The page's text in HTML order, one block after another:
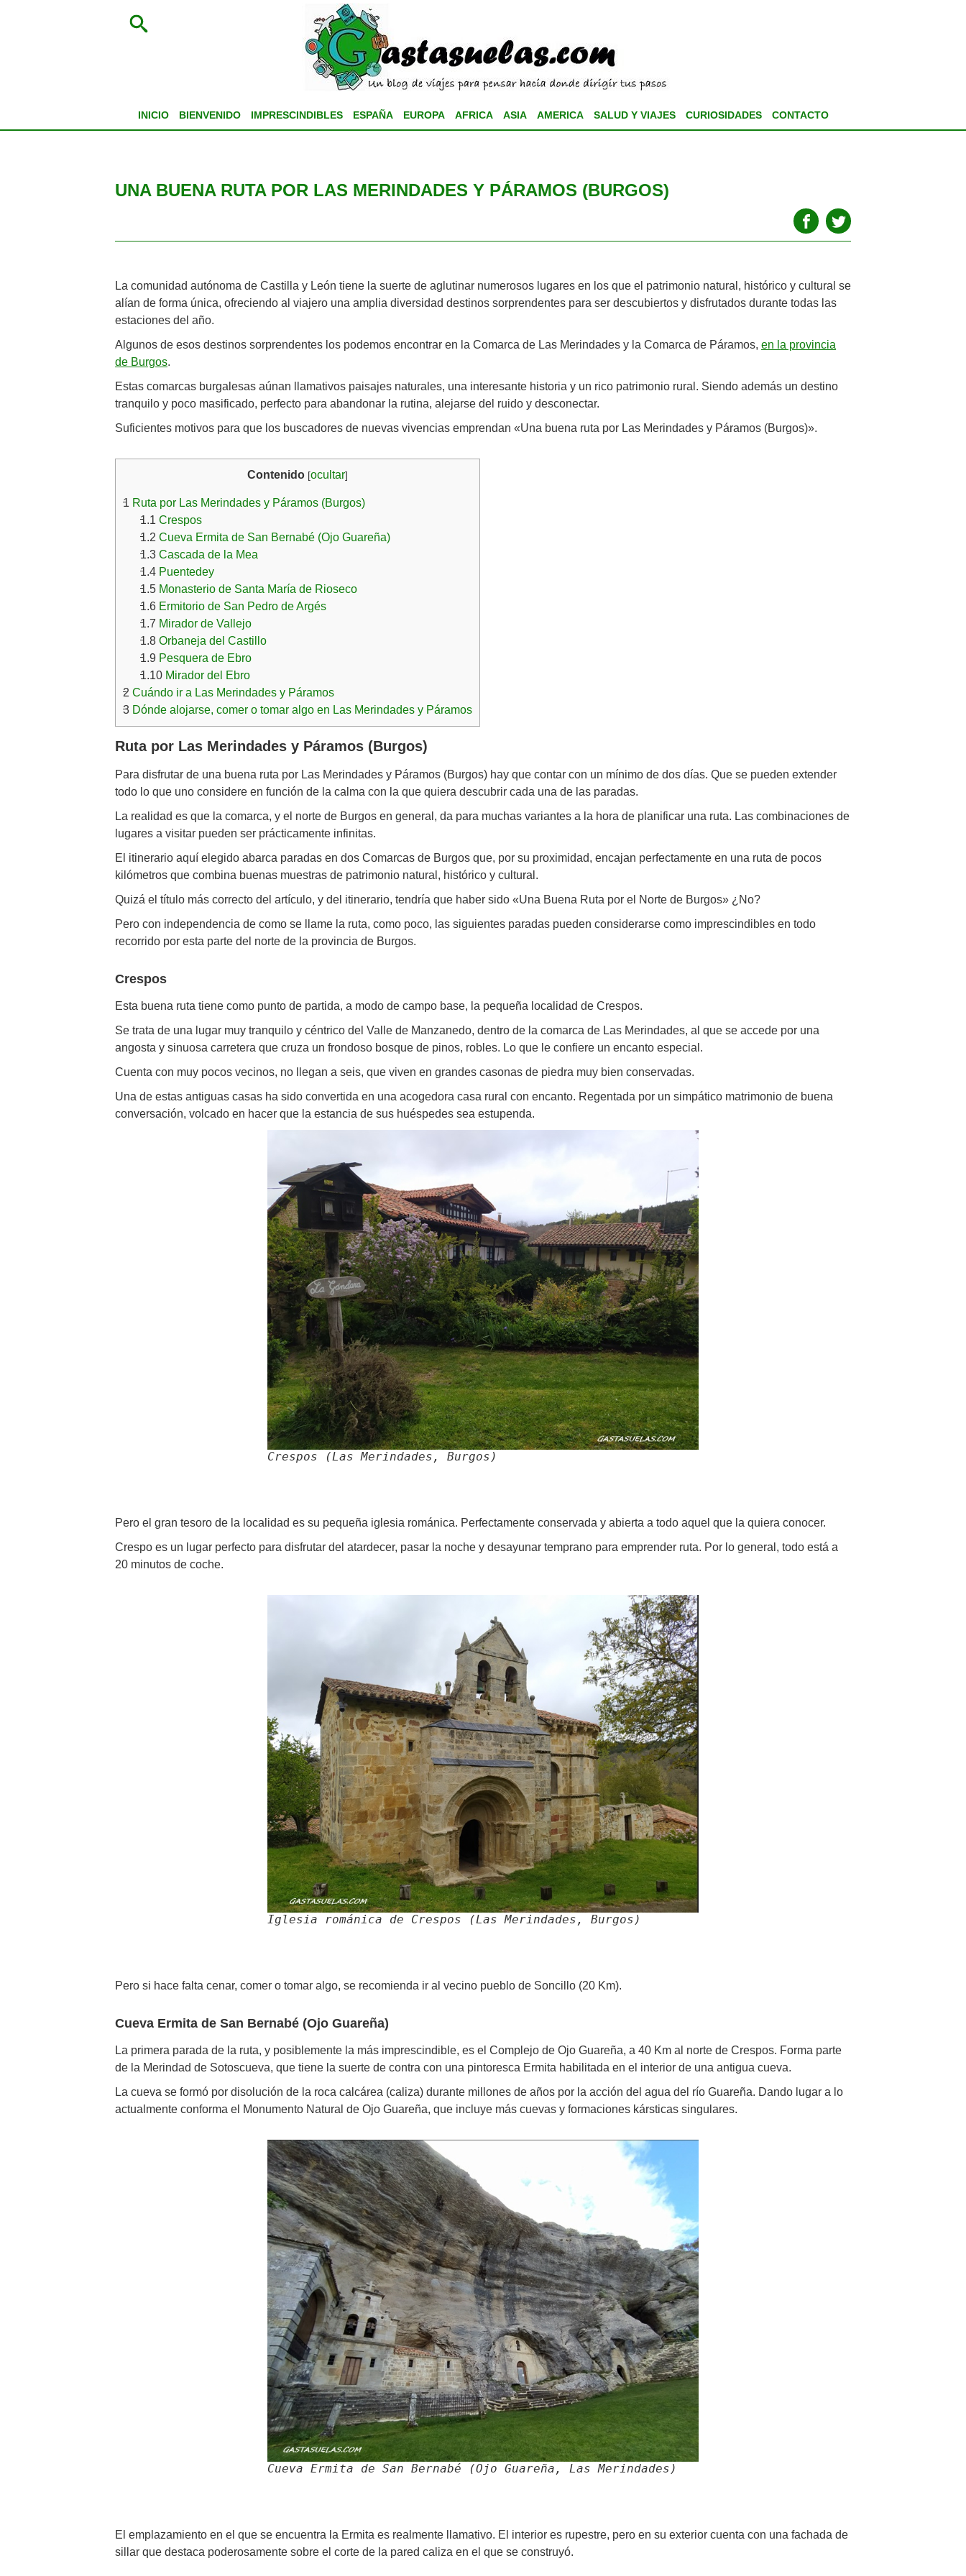
INICIO BIENVENIDO IMPRESCINDIBLES ESPAÑA EUROPA AFRICA ASIA AMERICA SALUD Y VIAJES CURIOSIDADES CONTACTO
UNA BUENA RUTA POR LAS MERINDADES Y PÁRAMOS (BURGOS)
La comunidad autónoma de Castilla y León tiene la suerte de aglutinar numerosos lugares en los que el patrimonio natural, histórico y cultural se
alían de forma única, ofreciendo al viajero una amplia diversidad destinos sorprendentes para ser descubiertos y disfrutados durante todas las
estaciones del año.
Algunos de esos destinos sorprendentes los podemos encontrar en la Comarca de Las Merindades y la Comarca de Páramos, en la provincia
de Burgos.
Estas comarcas burgalesas aúnan llamativos paisajes naturales, una interesante historia y un rico patrimonio rural. Siendo además un destino
tranquilo y poco masificado, perfecto para abandonar la rutina, alejarse del ruido y desconectar.
Suficientes motivos para que los buscadores de nuevas vivencias emprendan «Una buena ruta por Las Merindades y Páramos (Burgos)».
Contenido [ocultar]
1 Ruta por Las Merindades y Páramos (Burgos)
1.1 Crespos
1.2 Cueva Ermita de San Bernabé (Ojo Guareña)
1.3 Cascada de la Mea
1.4 Puentedey
1.5 Monasterio de Santa María de Rioseco
1.6 Ermitorio de San Pedro de Argés
1.7 Mirador de Vallejo
1.8 Orbaneja del Castillo
1.9 Pesquera de Ebro
1.10 Mirador del Ebro
2 Cuándo ir a Las Merindades y Páramos
3 Dónde alojarse, comer o tomar algo en Las Merindades y Páramos
Ruta por Las Merindades y Páramos (Burgos)
Para disfrutar de una buena ruta por Las Merindades y Páramos (Burgos) hay que contar con un mínimo de dos días. Que se pueden extender
todo lo que uno considere en función de la calma con la que quiera descubrir cada una de las paradas.
La realidad es que la comarca, y el norte de Burgos en general, da para muchas variantes a la hora de planificar una ruta. Las combinaciones de
lugares a visitar pueden ser prácticamente infinitas.
El itinerario aquí elegido abarca paradas en dos Comarcas de Burgos que, por su proximidad, encajan perfectamente en una ruta de pocos
kilómetros que combina buenas muestras de patrimonio natural, histórico y cultural.
Quizá el título más correcto del artículo, y del itinerario, tendría que haber sido «Una Buena Ruta por el Norte de Burgos» ¿No?
Pero con independencia de como se llame la ruta, como poco, las siguientes paradas pueden considerarse como imprescindibles en todo
recorrido por esta parte del norte de la provincia de Burgos.
Crespos
Esta buena ruta tiene como punto de partida, a modo de campo base, la pequeña localidad de Crespos.
Se trata de una lugar muy tranquilo y céntrico del Valle de Manzanedo, dentro de la comarca de Las Merindades, al que se accede por una
angosta y sinuosa carretera que cruza un frondoso bosque de pinos, robles. Lo que le confiere un encanto especial.
Cuenta con muy pocos vecinos, no llegan a seis, que viven en grandes casonas de piedra muy bien conservadas.
Una de estas antiguas casas ha sido convertida en una acogedora casa rural con encanto. Regentada por un simpático matrimonio de buena
conversación, volcado en hacer que la estancia de sus huéspedes sea estupenda.
Crespos (Las Merindades, Burgos)
Pero el gran tesoro de la localidad es su pequeña iglesia románica. Perfectamente conservada y abierta a todo aquel que la quiera conocer.
Crespo es un lugar perfecto para disfrutar del atardecer, pasar la noche y desayunar temprano para emprender ruta. Por lo general, todo está a
20 minutos de coche.
Iglesia románica de Crespos (Las Merindades, Burgos)
Pero si hace falta cenar, comer o tomar algo, se recomienda ir al vecino pueblo de Soncillo (20 Km).
Cueva Ermita de San Bernabé (Ojo Guareña)
La primera parada de la ruta, y posiblemente la más imprescindible, es el Complejo de Ojo Guareña, a 40 Km al norte de Crespos. Forma parte
de la Merindad de Sotoscueva, que tiene la suerte de contra con una pintoresca Ermita habilitada en el interior de una antigua cueva.
La cueva se formó por disolución de la roca calcárea (caliza) durante millones de años por la acción del agua del río Guareña. Dando lugar a lo
actualmente conforma el Monumento Natural de Ojo Guareña, que incluye más cuevas y formaciones kársticas singulares.
Cueva Ermita de San Bernabé (Ojo Guareña, Las Merindades)
El emplazamiento en el que se encuentra la Ermita es realmente llamativo. El interior es rupestre, pero en su exterior cuenta con una fachada de
sillar que destaca poderosamente sobre el corte de la pared caliza en el que se construyó.